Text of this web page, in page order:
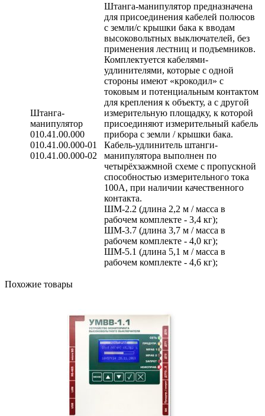
Штанга-
манипулятор
010.41.00.000
010.41.00.000-01
010.41.00.000-02
Штанга-манипулятор предназначена
для присоединения кабелей полюсов
с земли/с крышки бака к вводам
высоковольтных выключателей, без
применения лестниц и подъемников.
Комплектуется кабелями-
удлинителями, которые с одной
стороны имеют «крокодил» с
токовым и потенциальным контактом
для крепления к объекту, а с другой
измерительную площадку, к которой
присоединяют измерительный кабель
прибора с земли / крышки бака.
Кабель-удлинитель штанги-
манипулятора выполнен по
четырёхзажмной схеме с пропускной
способностью измерительного тока
100А, при наличии качественного
контакта.
ШМ-2.2 (длина 2,2 м / масса в
рабочем комплекте - 3,4 кг);
ШM-3.7 (длина 3,7 м / масса в
рабочем комплекте - 4,0 кг);
ШМ-5.1 (длина 5,1 м / масса в
рабочем комплекте - 4,6 кг);
Похожие товары